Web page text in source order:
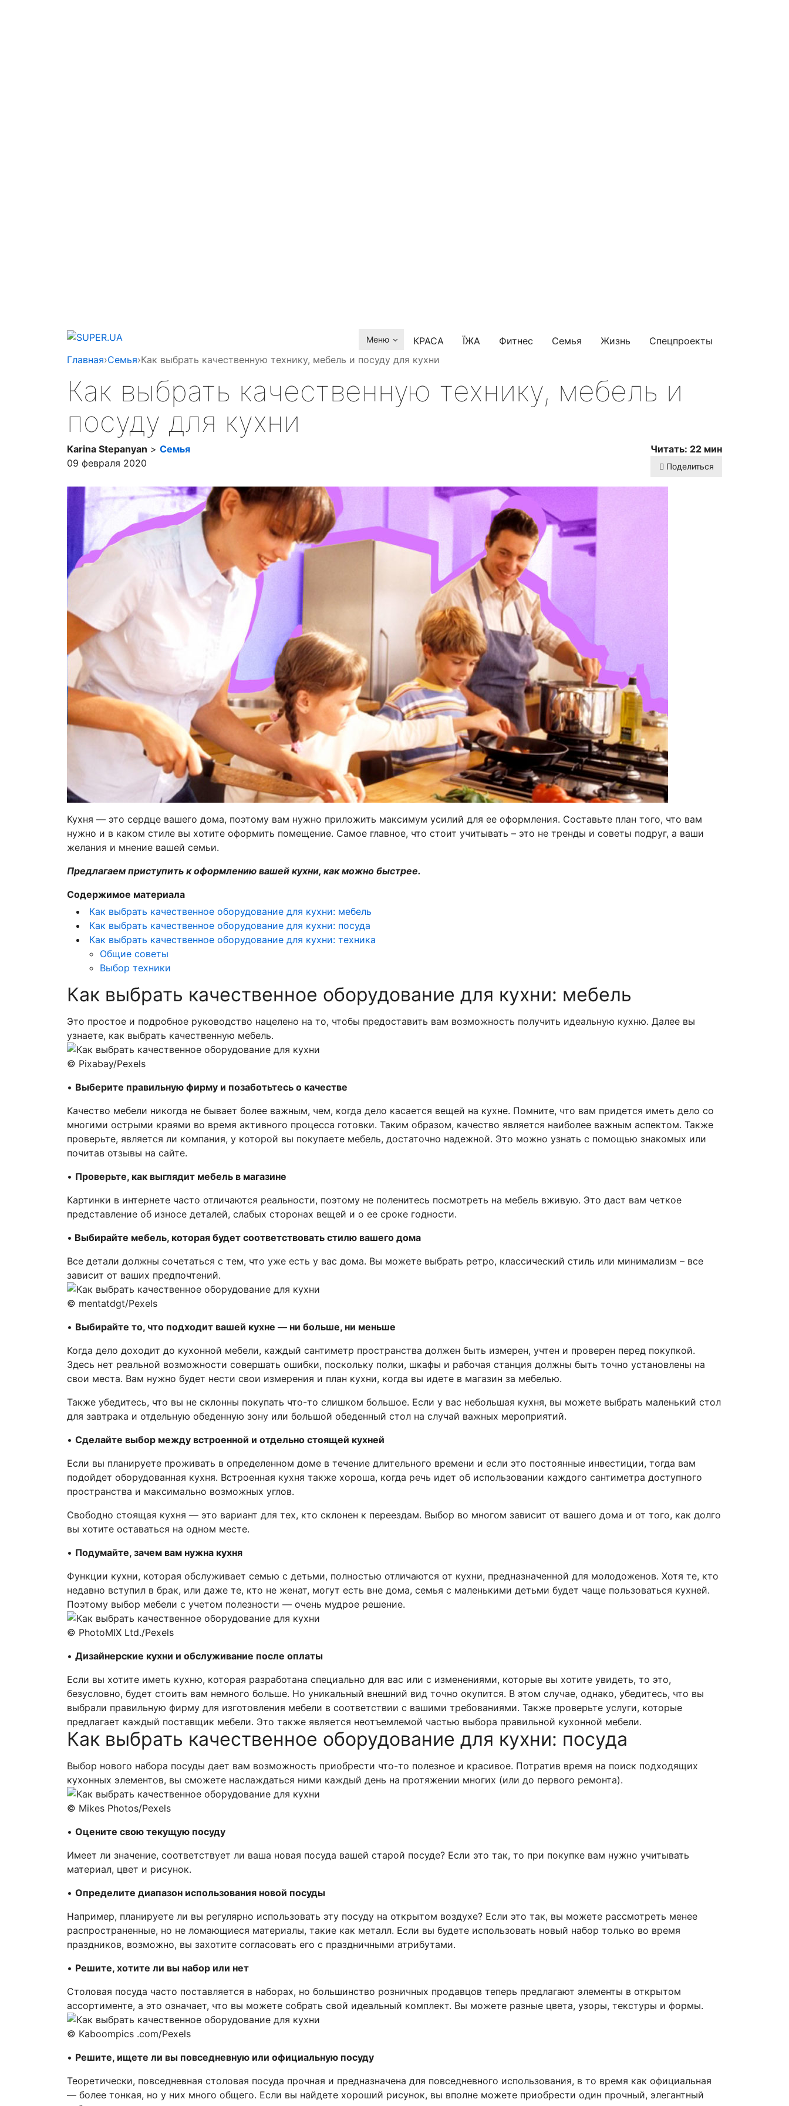
КРАСА ЇЖА Фитнес Семья Жизнь Спецпроекты
Меню
Главная›Семья›Как выбрать качественную технику, мебель и посуду для кухни
Как выбрать качественную технику, мебель и
посуду для кухни
Karina Stepanyan > Семья
09 февраля 2020
Читать: 22 мин
Поделиться
Кухня — это сердце вашего дома, поэтому вам нужно приложить максимум усилий для ее оформления. Составьте план того, что вам
нужно и в каком стиле вы хотите оформить помещение. Самое главное, что стоит учитывать – это не тренды и советы подруг, а ваши
желания и мнение вашей семьи.
Предлагаем приступить к оформлению вашей кухни, как можно быстрее.
Содержимое материала
Как выбрать качественное оборудование для кухни: мебель
Как выбрать качественное оборудование для кухни: посуда
Как выбрать качественное оборудование для кухни: техника
Общие советы
Выбор техники
Как выбрать качественное оборудование для кухни: мебель
Это простое и подробное руководство нацелено на то, чтобы предоставить вам возможность получить идеальную кухню. Далее вы
узнаете, как выбрать качественную мебель.
© Pixabay/Pexels
• Выберите правильную фирму и позаботьтесь о качестве
Качество мебели никогда не бывает более важным, чем, когда дело касается вещей на кухне. Помните, что вам придется иметь дело со
многими острыми краями во время активного процесса готовки. Таким образом, качество является наиболее важным аспектом. Также
проверьте, является ли компания, у которой вы покупаете мебель, достаточно надежной. Это можно узнать с помощью знакомых или
почитав отзывы на сайте.
• Проверьте, как выглядит мебель в магазине
Картинки в интернете часто отличаются реальности, поэтому не поленитесь посмотреть на мебель вживую. Это даст вам четкое
представление об износе деталей, слабых сторонах вещей и о ее сроке годности.
• Выбирайте мебель, которая будет соответствовать стилю вашего дома
Все детали должны сочетаться с тем, что уже есть у вас дома. Вы можете выбрать ретро, классический стиль или минимализм – все
зависит от ваших предпочтений.
© mentatdgt/Pexels
• Выбирайте то, что подходит вашей кухне — ни больше, ни меньше
Когда дело доходит до кухонной мебели, каждый сантиметр пространства должен быть измерен, учтен и проверен перед покупкой.
Здесь нет реальной возможности совершать ошибки, поскольку полки, шкафы и рабочая станция должны быть точно установлены на
свои места. Вам нужно будет нести свои измерения и план кухни, когда вы идете в магазин за мебелью.
Также убедитесь, что вы не склонны покупать что-то слишком большое. Если у вас небольшая кухня, вы можете выбрать маленький стол
для завтрака и отдельную обеденную зону или большой обеденный стол на случай важных мероприятий.
• Сделайте выбор между встроенной и отдельно стоящей кухней
Если вы планируете проживать в определенном доме в течение длительного времени и если это постоянные инвестиции, тогда вам
подойдет оборудованная кухня. Встроенная кухня также хороша, когда речь идет об использовании каждого сантиметра доступного
пространства и максимально возможных углов.
Свободно стоящая кухня — это вариант для тех, кто склонен к переездам. Выбор во многом зависит от вашего дома и от того, как долго
вы хотите оставаться на одном месте.
• Подумайте, зачем вам нужна кухня
Функции кухни, которая обслуживает семью с детьми, полностью отличаются от кухни, предназначенной для молодоженов. Хотя те, кто
недавно вступил в брак, или даже те, кто не женат, могут есть вне дома, семья с маленькими детьми будет чаще пользоваться кухней.
Поэтому выбор мебели с учетом полезности — очень мудрое решение.
© PhotoMIX Ltd./Pexels
• Дизайнерские кухни и обслуживание после оплаты
Если вы хотите иметь кухню, которая разработана специально для вас или с изменениями, которые вы хотите увидеть, то это,
безусловно, будет стоить вам немного больше. Но уникальный внешний вид точно окупится. В этом случае, однако, убедитесь, что вы
выбрали правильную фирму для изготовления мебели в соответствии с вашими требованиями. Также проверьте услуги, которые
предлагает каждый поставщик мебели. Это также является неотъемлемой частью выбора правильной кухонной мебели.
Как выбрать качественное оборудование для кухни: посуда
Выбор нового набора посуды дает вам возможность приобрести что-то полезное и красивое. Потратив время на поиск подходящих
кухонных элементов, вы сможете наслаждаться ними каждый день на протяжении многих (или до первого ремонта).
© Mikes Photos/Pexels
• Оцените свою текущую посуду
Имеет ли значение, соответствует ли ваша новая посуда вашей старой посуде? Если это так, то при покупке вам нужно учитывать
материал, цвет и рисунок.
• Определите диапазон использования новой посуды
Например, планируете ли вы регулярно использовать эту посуду на открытом воздухе? Если это так, вы можете рассмотреть менее
распространенные, но не ломающиеся материалы, такие как металл. Если вы будете использовать новый набор только во время
праздников, возможно, вы захотите согласовать его с праздничными атрибутами.
• Решите, хотите ли вы набор или нет
Столовая посуда часто поставляется в наборах, но большинство розничных продавцов теперь предлагают элементы в открытом
ассортименте, а это означает, что вы можете собрать свой идеальный комплект. Вы можете разные цвета, узоры, текстуры и формы.
© Kaboompics .com/Pexels
• Решите, ищете ли вы повседневную или официальную посуду
Теоретически, повседневная столовая посуда прочная и предназначена для повседневного использования, в то время как официальная
— более тонкая, но у них много общего. Если вы найдете хороший рисунок, вы вполне можете приобрести один прочный, элегантный